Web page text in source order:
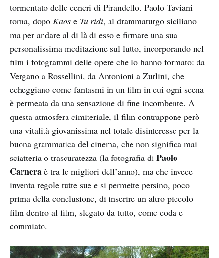
tormentato delle ceneri di Pirandello. Paolo Taviani
torna, dopo Kaos e Tu ridi, al drammaturgo siciliano
ma per andare al di là di esso e firmare una sua
personalissima meditazione sul lutto, incorporando nel
film i fotogrammi delle opere che lo hanno formato: da
Vergano a Rossellini, da Antonioni a Zurlini, che
echeggiano come fantasmi in un film in cui ogni scena
è permeata da una sensazione di fine incombente. A
questa atmosfera cimiteriale, il film contrappone però
una vitalità giovanissima nel totale disinteresse per la
buona grammatica del cinema, che non significa mai
sciatteria o trascuratezza (la fotografia di Paolo
Carnera è tra le migliori dell’anno), ma che invece
inventa regole tutte sue e si permette persino, poco
prima della conclusione, di inserire un altro piccolo
film dentro al film, slegato da tutto, come coda e
commiato.